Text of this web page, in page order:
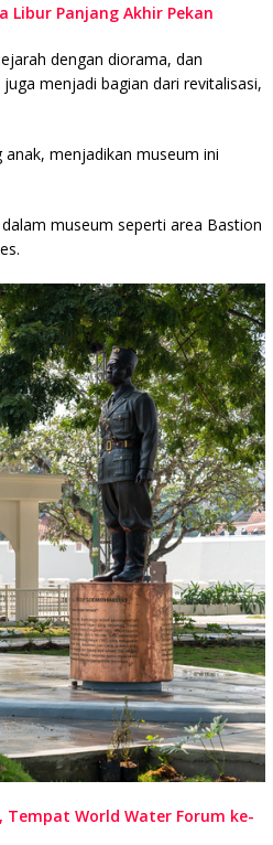
Libur Panjang Akhir Pekan
dengan diorama, dan
menjadi bagian dari revitalisasi,
menjadikan museum ini
museum seperti area Bastion
Tempat World Water Forum ke-